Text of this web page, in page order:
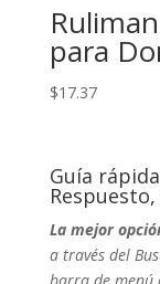
para
$17.37
Guía
Respuesto,
La mejor
a través del